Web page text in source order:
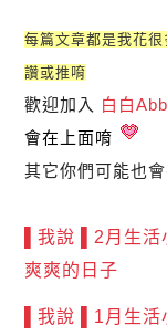
每篇文章都是我花
讚或推唷
歡迎加入 白白
會在上面唷
其它你們可能也
▌我說 ▌2月生
爽爽的日子
▌我說 ▌1月生